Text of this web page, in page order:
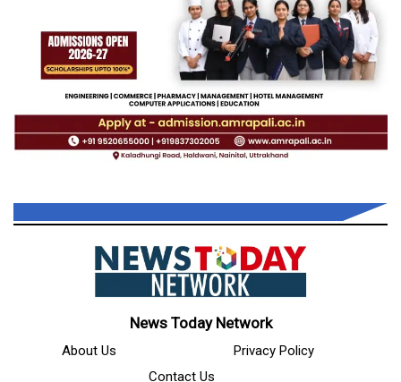
News Today Network
About Us
Privacy Policy
Contact Us